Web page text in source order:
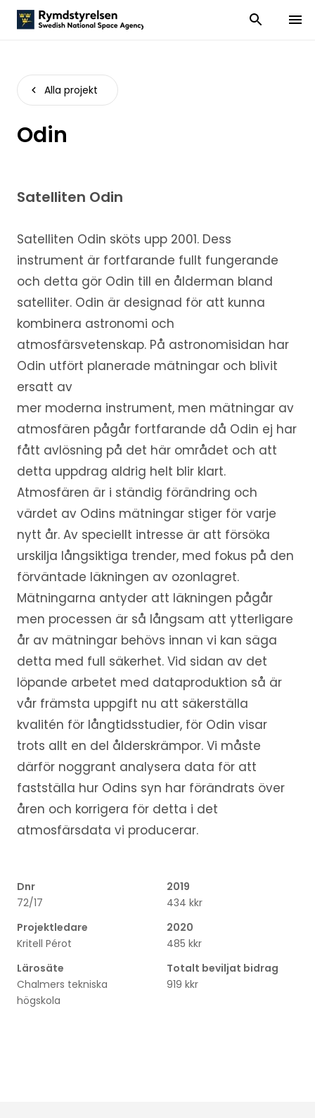
Visa och dölj
Visa
Alla projekt
Odin
Satelliten Odin
Satelliten Odin sköts upp 2001. Dess
instrument är fortfarande fullt fungerande
och detta gör Odin till en ålderman bland
satelliter. Odin är designad för att kunna
kombinera astronomi och
atmosfärsvetenskap. På astronomisidan har
Odin utfört planerade mätningar och blivit
ersatt av
mer moderna instrument, men mätningar av
atmosfären pågår fortfarande då Odin ej har
fått avlösning på det här området och att
detta uppdrag aldrig helt blir klart.
Atmosfären är i ständig förändring och
värdet av Odins mätningar stiger för varje
nytt år. Av speciellt intresse är att försöka
urskilja långsiktiga trender, med fokus på den
förväntade läkningen av ozonlagret.
Mätningarna antyder att läkningen pågår
men processen är så långsam att ytterligare
år av mätningar behövs innan vi kan säga
detta med full säkerhet. Vid sidan av det
löpande arbetet med dataproduktion så är
vår främsta uppgift nu att säkerställa
kvalitén för långtidsstudier, för Odin visar
trots allt en del ålderskrämpor. Vi måste
därför noggrant analysera data för att
fastställa hur Odins syn har förändrats över
åren och korrigera för detta i det
atmosfärsdata vi producerar.
Dnr
72/17
Projektledare
Kritell Pérot
Lärosäte
Chalmers tekniska
högskola
2019
434 kkr
2020
485 kkr
Totalt beviljat bidrag
919 kkr